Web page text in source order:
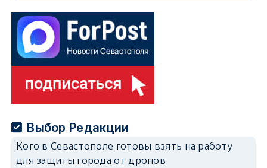
Выбор Редакции
Кого в Севастополе готовы взять на работу
для защиты города от дронов